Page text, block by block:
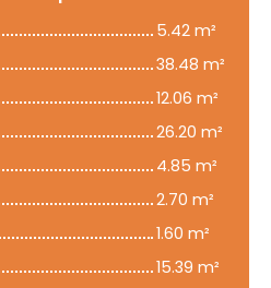
5.42 m²
38.48 m²
12.06 m²
26.20 m²
4.85 m²
2.70 m²
1.60 m²
15.39 m²